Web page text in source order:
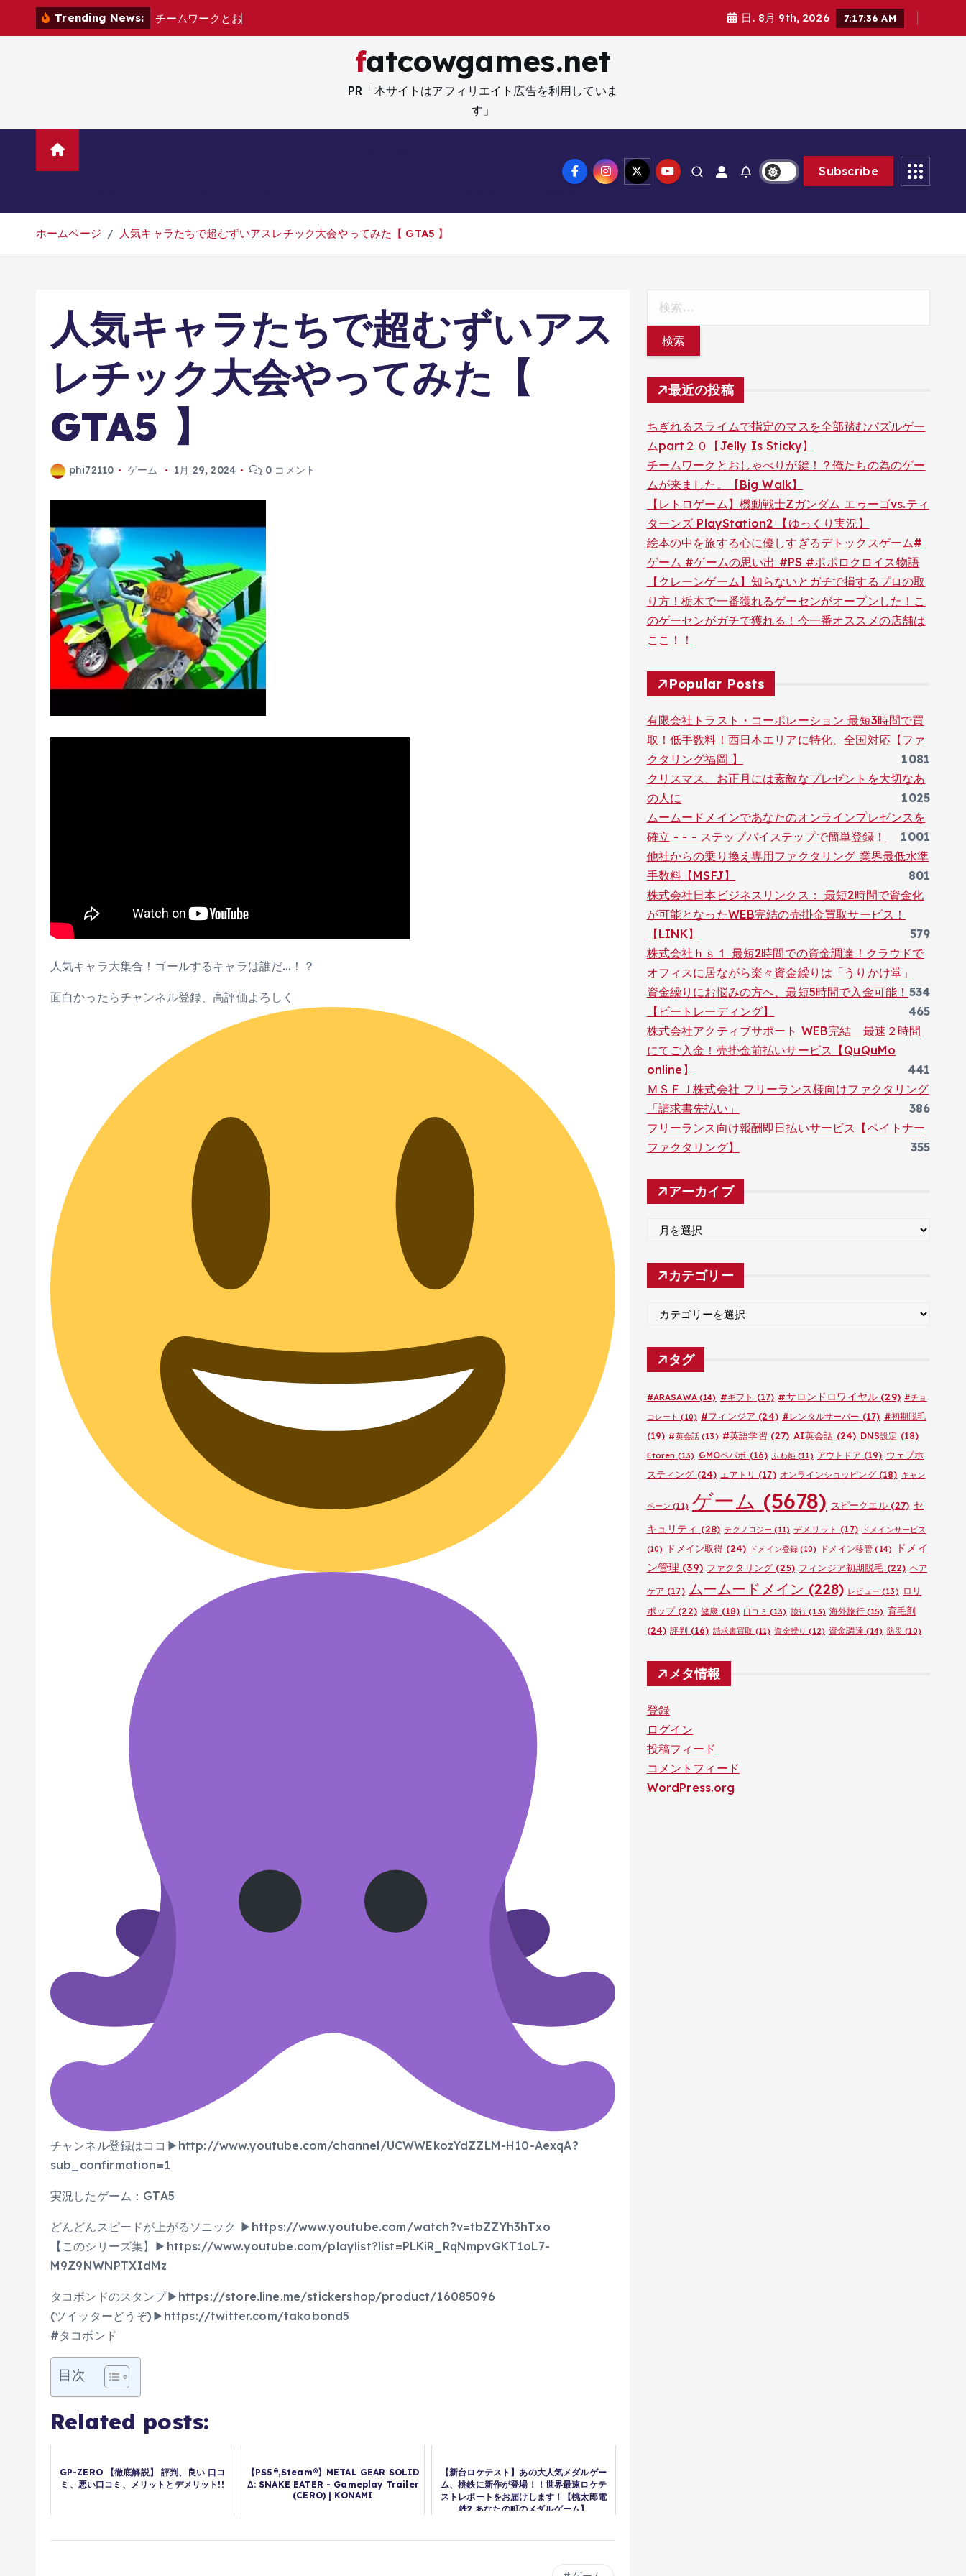
Trending News: チー ム ワー ク と お 日. 8月 9th, 2026 7:17:37 AM
fatcowgames.net
PR「本サイトはアフィリエイト広告を利用していま
す」
Subscribe
ホームページ 人気キャラたちで超むずいアスレチック大会やってみた【 GTA5 】
人気キャラたちで超むずいアス
レチック大会やってみた【
GTA5 】
phi72110 ゲーム 1月 29, 2024 0 コメント
人気キャラ大集合！ゴールするキャラは誰だ…！？
面白かったらチャンネル登録、高評価よろしく
チャンネル登録はココ▶︎http://www.youtube.com/channel/UCWWEkozYdZZLM-H10-AexqA?
sub_confirmation=1
実況したゲーム：GTA5
どんどんスピードが上がるソニック ▶︎https://www.youtube.com/watch?v=tbZZYh3hTxo
【このシリーズ集】▶︎https://www.youtube.com/playlist?list=PLKiR_RqNmpvGKT1oL7-
M9Z9NWNPTXIdMz
タコボンドのスタンプ▶︎https://store.line.me/stickershop/product/16085096
(ツイッターどうぞ)▶︎https://twitter.com/takobond5
#タコボンド
目次
Related posts:
GP-ZERO 【徹底解説】 評判、良い 口コ
ミ、悪い口コミ、メリットとデメリット!!
【PS5®,Steam®】METAL GEAR SOLID
Δ: SNAKE EATER - Gameplay Trailer
(CERO) | KONAMI
【新台ロケテスト】あの大人気メダルゲー
ム、桃鉄に新作が登場！！世界最速ロケテ
ストレポートをお届けします！【桃太郎電
鉄2 あなたの町のメダルゲーム】
最近の投稿
ちぎれるスライムで指定のマスを全部踏むパズルゲー
ムpart２０【Jelly Is Sticky】
チームワークとおしゃべりが鍵！？俺たちの為のゲー
ムが来ました。【Big Walk】
【レトロゲーム】機動戦士Zガンダム エゥーゴvs.ティ
ターンズ PlayStation2 【ゆっくり実況】
絵本の中を旅する心に優しすぎるデトックスゲーム#
ゲーム #ゲームの思い出 #PS #ポポロクロイス物語
【クレーンゲーム】知らないとガチで損するプロの取
り方！栃木で一番獲れるゲーセンがオープンした！こ
のゲーセンがガチで獲れる！今一番オススメの店舗は
ここ！！
Popular Posts
有限会社トラスト・コーポレーション 最短3時間で買
取！低手数料！西日本エリアに特化、全国対応【ファ
クタリング福岡 】
1081
クリスマス、お正月には素敵なプレゼントを大切なあ
の人に
1025
ムームードメインであなたのオンラインプレゼンスを
確立 - - - ステップバイステップで簡単登録！
1001
他社からの乗り換え専用ファクタリング 業界最低水準
手数料【MSFJ】
801
株式会社日本ビジネスリンクス： 最短2時間で資金化
が可能となったWEB完結の売掛金買取サービス！
【LINK】
579
株式会社ｈｓ１ 最短2時間での資金調達！クラウドで
オフィスに居ながら楽々資金繰りは「うりかけ堂」
534
資金繰りにお悩みの方へ、最短5時間で入金可能！
【ビートレーディング】
465
株式会社アクティブサポート WEB完結 最速２時間
にてご入金！売掛金前払いサービス【QuQuMo
online】
441
ＭＳＦＪ株式会社 フリーランス様向けファクタリング
「請求書先払い」
386
フリーランス向け報酬即日払いサービス【ペイトナー
ファクタリング】
355
アーカイブ
カ
イ
カテゴリー
ゴ
リ
タグ
#ARASAWA(14) #ギフト (17) #サロンドロワイヤル (29) #チョ
コレート (10) #フィンジア (24) #レンタルサーバー (17) #初期脱毛
(19) #英会話 (13) #英語学習 (27) AI英会話 (24) DNS設定 (18)
Etoren (13) GMOペパボ (16) ふわ姫(11) アウトドア (19) ウェブホ
スティング (24) エアトリ (17) オンラインショッピング(18) キャン
ペーン (11) ゲーム (5678) スピークエル(27) セ
キュリティ (28) テクノロジー (11) デメリット (17)
ドメインサービス
(10)
ドメイン取得 (24) ドメイン登録 (10) ドメイン移管 (14)
ドメイ
ン管理 (39) ファクタリング (25) フィンジア初期脱毛 (22) ヘア
ケア (17) ムームードメイン (228) レビュー (13) ロリ
ポップ(22) 健康 (18) 口コミ (13) 旅行 (13) 海外旅行(15) 育毛剤
(24) 評判 (16) 請求書買取 (11) 資金繰り (12) 資金調達 (14) 防災 (10)
メタ情報
登録
ログイン
投稿フィード
コメントフィード
WordPress.org